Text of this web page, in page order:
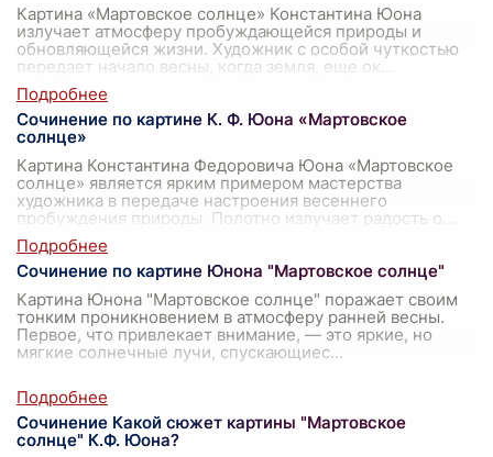
Картина «Мартовское солнце» Константина Юона
излучает атмосферу пробуждающейся природы и
обновляющейся жизни. Художник с особой чуткостью
передает начало весны, когда земля, еще ок
Сочинение по картине К. Ф. Юона «Мартовское
солнце»
Картина Константина Федоровича Юона «Мартовское
солнце» является ярким примером мастерства
художника в передаче настроения весеннего
пробуждения природы. Полотно излучает радость о
Сочинение по картине Юнона "Мартовское солнце"
Картина Юнона "Мартовское солнце" поражает своим
тонким проникновением в атмосферу ранней весны.
Первое, что привлекает внимание, — это яркие, но
мягкие солнечные лучи, спускающиес...
Сочинение Какой сюжет картины "Мартовское
солнце" К.Ф. Юона?